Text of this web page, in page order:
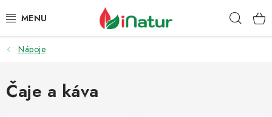
na
POTRAVINY
OŘECHY A SUŠENÉ PLODY
Nápoje
Čaje a káva